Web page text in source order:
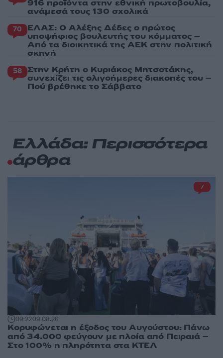
916 προϊόντα στην εθνική πρωτοβουλία,
ανάμεσά τους 130 σχολικά
70 ΕΛΑΣ: Ο Αλέξης Δέδες ο πρώτος
υποψήφιος βουλευτής του κόμματος –
Από τα διοικητικά της ΑΕΚ στην πολιτική
σκηνή
58 Στην Κρήτη ο Κυριάκος Μητσοτάκης,
συνεχίζει τις ολιγοήμερες διακοπές του –
Πού βρέθηκε το Σάββατο
Ελλάδα: Περισσότερα
άρθρα
09:2209.08.26
Κορυφώνεται η έξοδος του Αυγούστου: Πάνω
από 34.000 φεύγουν με πλοία από Πειραιά –
Στο 100% η πληρότητα στα ΚΤΕΛ
7